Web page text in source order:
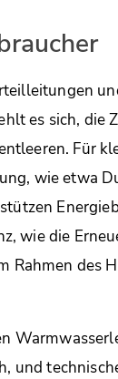
es sich, die
Für
wie etwa
wie die
Rahmen des
und